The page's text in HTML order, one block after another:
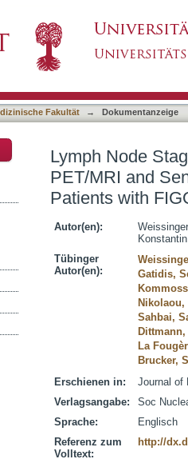
Study in
Fakultät → Dokumentanzeige
Lymph Node
PET/MRI and
Patients with
Autor(en):
Konstantin
Tübinger
Autor(en):
Gatidis,
Sahbai,
La
Brucker,
Erschienen in:
Journal of
Verlagsangabe:
Soc
Sprache:
Englisch
Referenz zum
Volltext:
http://